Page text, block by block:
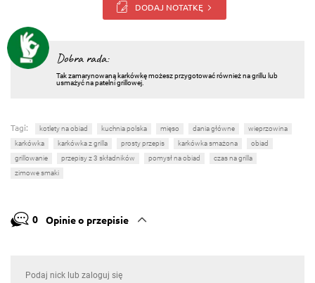
DODAJ NOTATKĘ
Dobra rada:
Tak zamarynowaną karkówkę możesz przygotować również na grillu lub
usmażyć na patelni grillowej.
Tagi: kotlety na obiad kuchnia polska mięso dania główne
wieprzowina
karkówka
karkówka z grilla prosty przepis karkówka smażona
obiad
grillowanie
przepisy z 3 składników pomysł na obiad
czas na grilla
zimowe smaki
0 Opinie o przepisie